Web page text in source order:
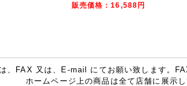
販売価格：16,588円
、FAX 又は、E-mail にてお願い致します。
ホームページ上の商品は全て店舗に展示